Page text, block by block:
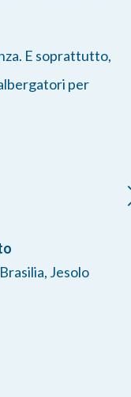
E soprattutto,
per
Jesolo